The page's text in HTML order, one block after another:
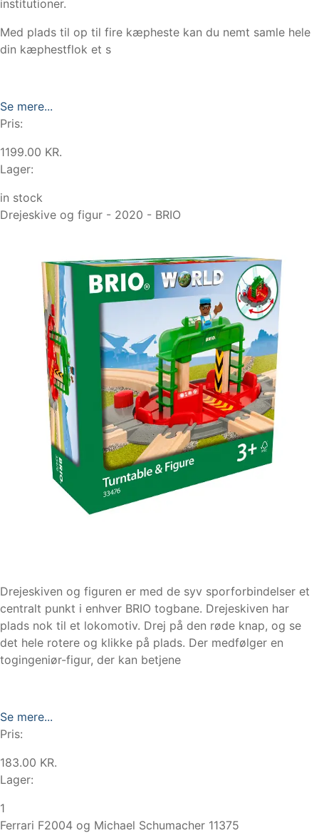
institutioner.
Med plads til op til fire kæpheste kan du nemt samle hele
din kæphestflok et s
Se mere...
Pris:
1199.00 KR.
Lager:
in stock
Drejeskive og figur - 2020 - BRIO
Drejeskiven og figuren er med de syv sporforbindelser et
centralt punkt i enhver BRIO togbane. Drejeskiven har
plads nok til et lokomotiv. Drej på den røde knap, og se
det hele rotere og klikke på plads. Der medfølger en
togingeniør-figur, der kan betjene
Se mere...
Pris:
183.00 KR.
Lager:
1
Ferrari F2004 og Michael Schumacher 11375